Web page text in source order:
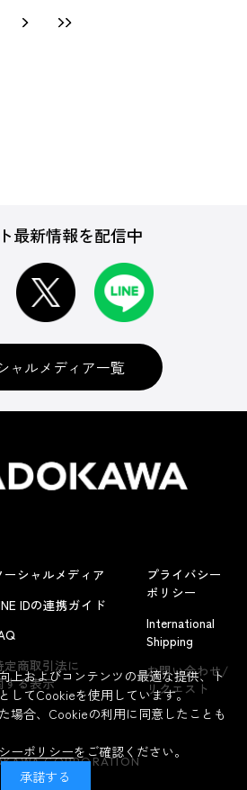
最新情報を配信中
ャルメディア一覧
ーシャルメディア
IDの連携ガイド
定商取引法に
する表示
プライバシー
ポリシー
International
Shipping
お問い合わせ/
リクエスト
CORPORATION
上およびコンテンツの最適な提供、ト
してCookieを使用しています。
場合、Cookieの利用に同意したことも
ーポリシーをご確認ください。
承諾する